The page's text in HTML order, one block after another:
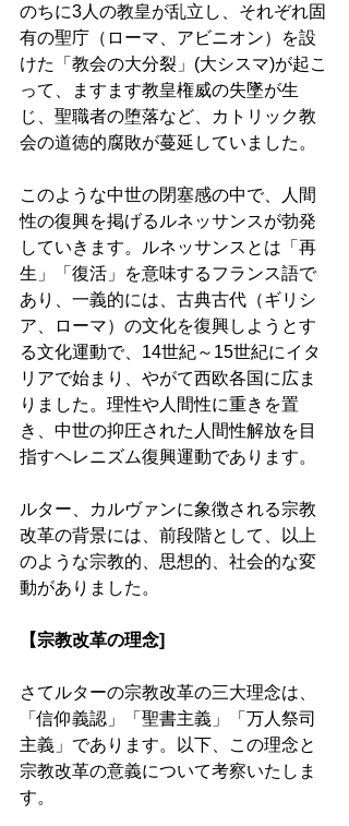
のちに3人の教皇が乱立し、それぞれ固
有の聖庁（ローマ、アビニオン）を設
けた「教会の大分裂」(大シスマ)が起こ
って、ますます教皇権威の失墜が生
じ、聖職者の堕落など、カトリック教
会の道徳的腐敗が蔓延していました。
このような中世の閉塞感の中で、人間
性の復興を掲げるルネッサンスが勃発
していきます。ルネッサンスとは「再
生」「復活」を意味するフランス語で
あり、一義的には、古典古代（ギリシ
ア、ローマ）の文化を復興しようとす
る文化運動で、14世紀～15世紀にイタ
リアで始まり、やがて西欧各国に広ま
りました。理性や人間性に重きを置
き、中世の抑圧された人間性解放を目
指すヘレニズム復興運動であります。
ルター、カルヴァンに象徴される宗教
改革の背景には、前段階として、以上
のような宗教的、思想的、社会的な変
動がありました。
【宗教改革の理念]
さてルターの宗教改革の三大理念は、
「信仰義認」「聖書主義」「万人祭司
主義」であります。以下、この理念と
宗教改革の意義について考察いたしま
す。